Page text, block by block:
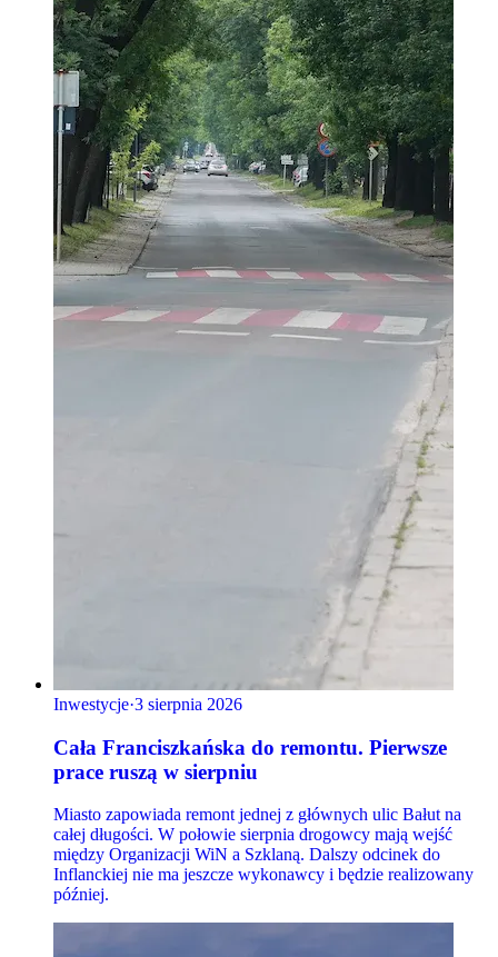
Inwestycje·3 sierpnia 2026
Cała Franciszkańska do remontu. Pierwsze
prace ruszą w sierpniu
Miasto zapowiada remont jednej z głównych ulic Bałut na
całej długości. W połowie sierpnia drogowcy mają wejść
między Organizacji WiN a Szklaną. Dalszy odcinek do
Inflanckiej nie ma jeszcze wykonawcy i będzie realizowany
później.